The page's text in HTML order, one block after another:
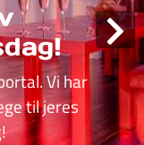
Vi har
til jeres